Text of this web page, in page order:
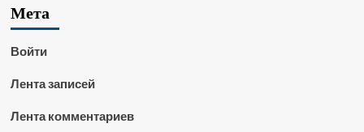
Мета
Войти
Лента записей
Лента комментариев